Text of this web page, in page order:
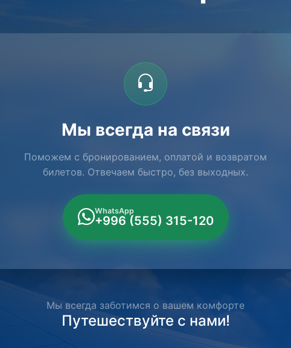
Мы всегда на связи
Поможем с бронированием, оплатой и возвратом
билетов. Отвечаем быстро, без выходных.
WhatsApp
+996 (555) 315-120
Мы всегда заботимся о вашем комфорте
Путешествуйте с нами!